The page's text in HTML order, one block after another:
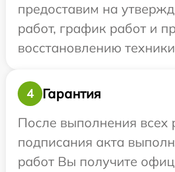
предоставим на
работ, график работ и
восстановлению
4
Гарантия
После выполнения всех
подписания акта
работ Вы получите